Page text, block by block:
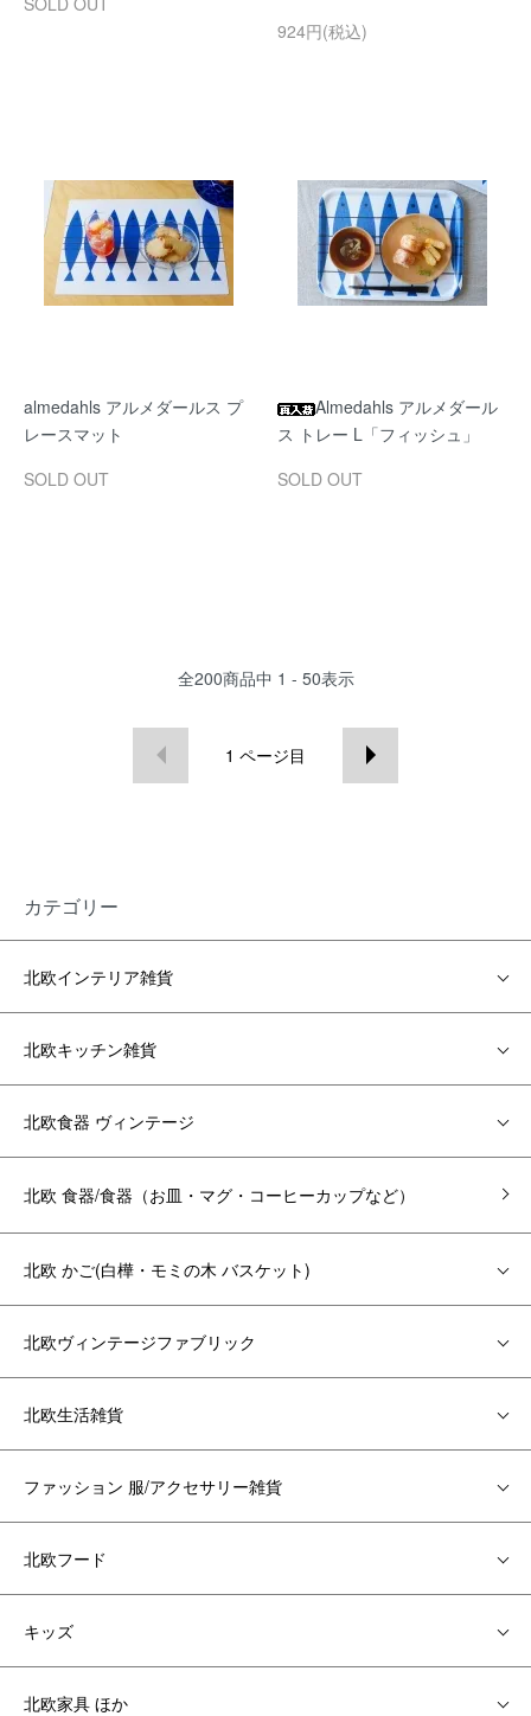
924円(税込)
almedahls アルメダールス プ
レースマット
SOLD OUT
Almedahls アルメダール
ス トレー L「フィッシュ」
SOLD OUT
全200商品中 1 - 50表示
1 ページ目
カテゴリー
北欧インテリア雑貨
北欧キッチン雑貨
北欧食器 ヴィンテージ
北欧 食器/食器（お皿・マグ・コーヒーカップなど）
北欧 かご(白樺・モミの木 バスケット)
北欧ヴィンテージファブリック
北欧生活雑貨
ファッション 服/アクセサリー雑貨
北欧フード
キッズ
北欧家具 ほか